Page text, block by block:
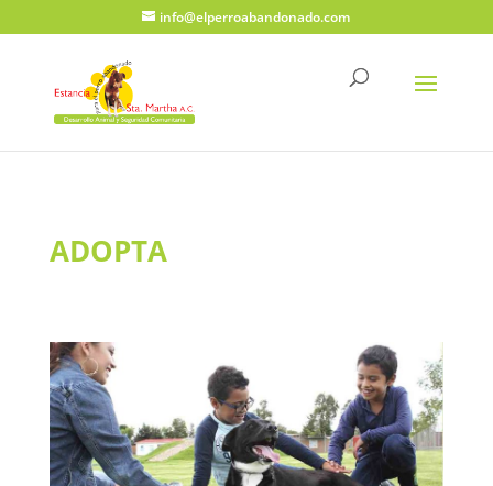
info@elperroabandonado.com
ADOPTA